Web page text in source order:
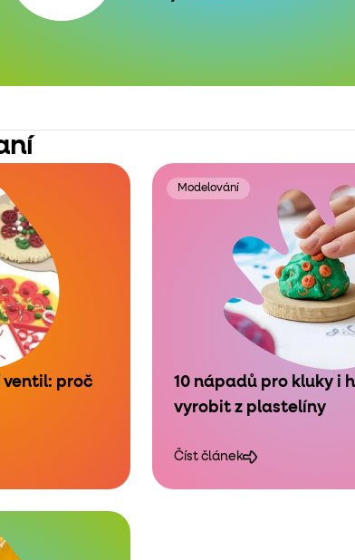
ventil: proč
Modelování
10 nápadů pro kluky i
vyrobit z plastelíny
Číst článek